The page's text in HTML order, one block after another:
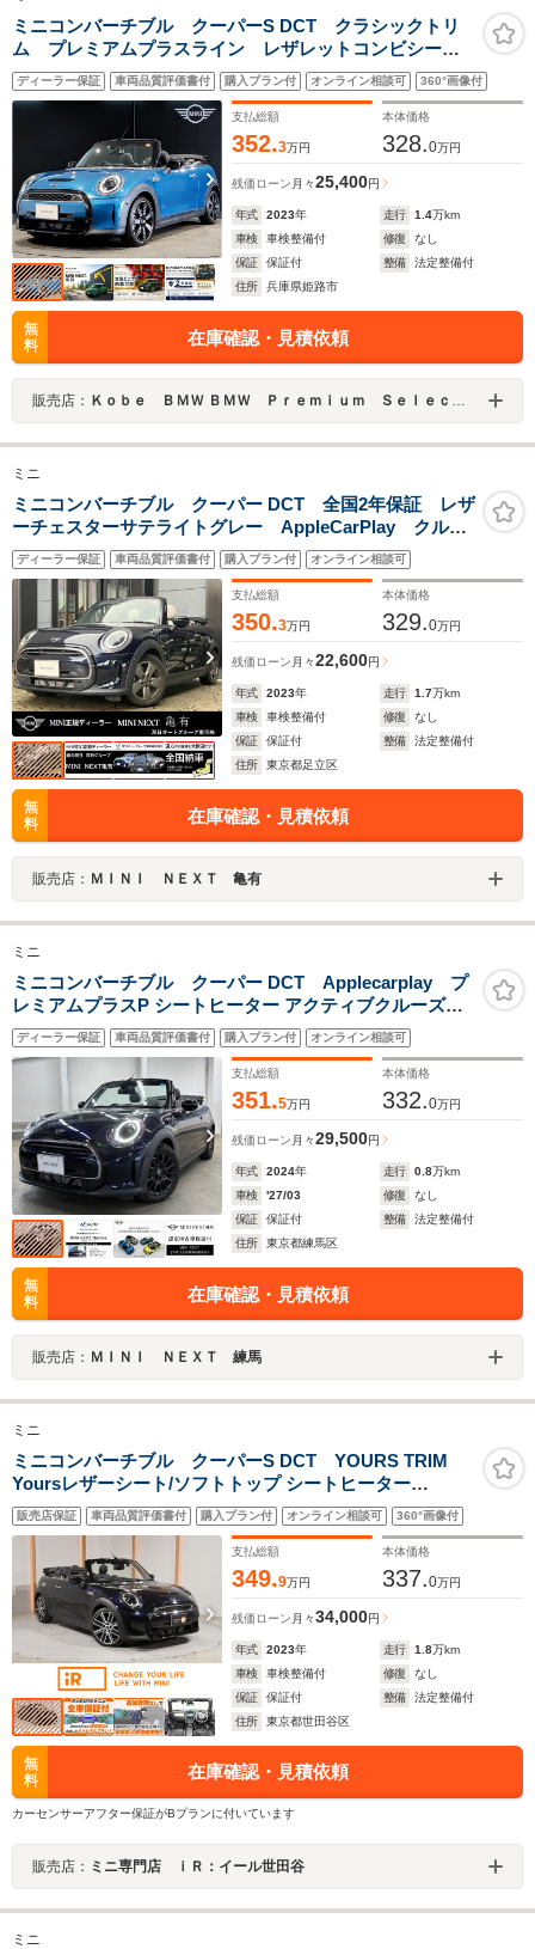
ミニコンバーチブル クーパーS DCT クラシックトリ
ム プレミアムプラスライン レザレットコンビシー
ト シートヒーター クルーズコントロール 純正18イ
ンチアルミホイール ウィンドディフレクター Apple
CarPlayナビ ミラー純正ETC
ディーラー保証 車両品質評価書付 購入プラン付 オンライン相談可 360°画像付
支払総額
352.3万円
本体価格
328.0万円
残価ローン 月々25,400円
年式 2023年 走行 1.4万km
車検
車検整備付 修復
なし
保証
保証付 整備
法定整備付
住所
兵庫県姫路市
無
料
在庫確認・見積依頼
販売店： Ｋｏｂｅ ＢＭＷ ＢＭＷ Ｐｒｅｍｉｕｍ Ｓｅｌｅｃｔｉｏｎ 姫路
ミニ
ミニコンバーチブル クーパー DCT 全国2年保証 レザ
ーチェスターサテライトグレー AppleCarPlay クルー
ズコントロール クラシックトリム バックカメラ シ
ートヒーター コンフォートアクセス ETC2.0
ディーラー保証 車両品質評価書付 購入プラン付 オンライン相談可
支払総額
350.3万円
本体価格
329.0万円
残価ローン 月々22,600円
年式 2023年 走行 1.7万km
車検
車検整備付 修復
なし
保証
保証付 整備
法定整備付
住所
東京都足立区
無
料
在庫確認・見積依頼
販売店： ＭＩＮＩ ＮＥＸＴ 亀有
ミニ
ミニコンバーチブル クーパー DCT Applecarplay プ
レミアムプラスP シートヒーター アクティブクルーズコ
ントロール 駐車支援システム
ディーラー保証 車両品質評価書付 購入プラン付 オンライン相談可
支払総額
351.5万円
本体価格
332.0万円
残価ローン 月々29,500円
年式 2024年 走行 0.8万km
車検
'27/03 修復
なし
保証
保証付 整備
法定整備付
住所
東京都練馬区
無
料
在庫確認・見積依頼
販売店： ＭＩＮＩ ＮＥＸＴ 練馬
ミニ
ミニコンバーチブル クーパーS DCT YOURS TRIM
Yoursレザーシート/ソフトトップ シートヒーター
AppleCarPlay ワイヤレスチャージ クルコン アクティブ
クルコン バックカメラ 前後障害物センサー ETC2.0 整備
販売店保証 車両品質評価書付 購入プラン付 オンライン相談可 360°画像付
支払総額
349.9万円
本体価格
337.0万円
残価ローン 月々34,000円
年式 2023年 走行 1.8万km
車検
車検整備付 修復
なし
保証
保証付 整備
法定整備付
住所
東京都世田谷区
無
料
在庫確認・見積依頼
カーセンサーアフター保証がBプランに付いています
販売店： ミニ専門店 ｉＲ：イール世田谷
ミニ